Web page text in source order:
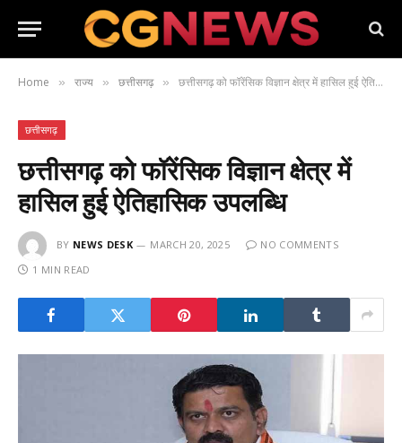
Home » राज्य » छत्तीसगढ़ » छत्तीसगढ़ को फॉरेंसिक विज्ञान क्षेत्र में हासिल हुई ऐतिहासिक उपलब्धि
छत्तीसगढ़
छत्तीसगढ़ को फॉरेंसिक विज्ञान क्षेत्र में
हासिल हुई ऐतिहासिक उपलब्धि
BY NEWS DESK MARCH 20, 2025
NO COMMENTS
1 MIN READ